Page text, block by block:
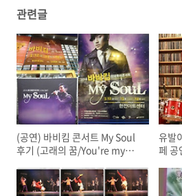
관련글
(공연) 바비킴 콘서트 My Soul
후기 (고래의 꿈/You're my
유발
페 공